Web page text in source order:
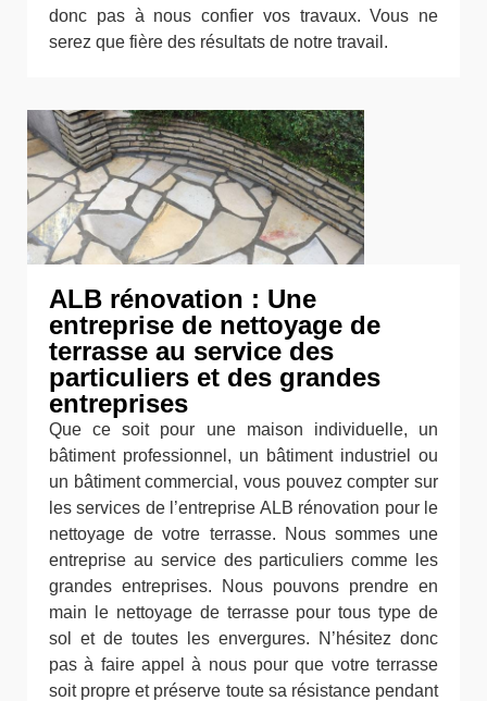
donc pas à nous confier vos travaux. Vous ne
serez que fière des résultats de notre travail.
ALB rénovation : Une
entreprise de nettoyage de
terrasse au service des
particuliers et des grandes
entreprises
Que ce soit pour une maison individuelle, un
bâtiment professionnel, un bâtiment industriel ou
un bâtiment commercial, vous pouvez compter sur
les services de l’entreprise ALB rénovation pour le
nettoyage de votre terrasse. Nous sommes une
entreprise au service des particuliers comme les
grandes entreprises. Nous pouvons prendre en
main le nettoyage de terrasse pour tous type de
sol et de toutes les envergures. N’hésitez donc
pas à faire appel à nous pour que votre terrasse
soit propre et préserve toute sa résistance pendant